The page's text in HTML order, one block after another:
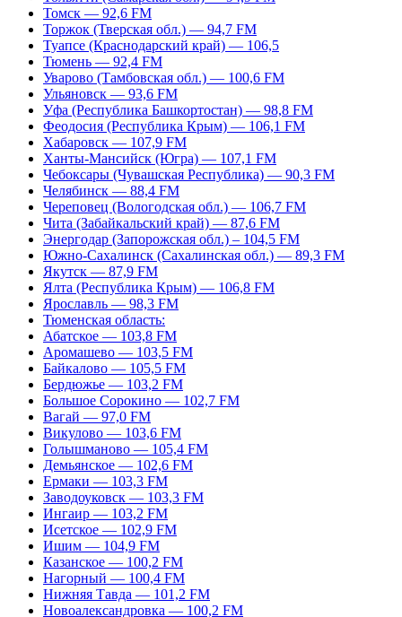
Томск — 92,6 FM
Торжок (Тверская обл.) — 94,7 FM
Туапсе (Краснодарский край) — 106,5
Тюмень — 92,4 FM
Уварово (Тамбовская обл.) — 100,6 FM
Ульяновск — 93,6 FM
Уфа (Республика Башкортостан) — 98,8 FM
Феодосия (Республика Крым) — 106,1 FM
Хабаровск — 107,9 FM
Ханты-Мансийск (Югра) — 107,1 FM
Чебоксары (Чувашская Республика) — 90,3 FM
Челябинск — 88,4 FM
Череповец (Вологодская обл.) — 106,7 FM
Чита (Забайкальский край) — 87,6 FM
Энергодар (Запорожская обл.) – 104,5 FM
Южно-Сахалинск (Сахалинская обл.) — 89,3 FM
Якутск — 87,9 FM
Ялта (Республика Крым) — 106,8 FM
Ярославль — 98,3 FM
Тюменская область:
Абатское — 103,8 FM
Аромашево — 103,5 FM
Байкалово — 105,5 FM
Бердюжье — 103,2 FM
Большое Сорокино — 102,7 FM
Вагай — 97,0 FM
Викулово — 103,6 FM
Голышманово — 105,4 FM
Демьянское — 102,6 FM
Ермаки — 103,3 FM
Заводоуковск — 103,3 FM
Ингаир — 103,2 FM
Исетское — 102,9 FM
Ишим — 104,9 FM
Казанское — 100,2 FM
Нагорный — 100,4 FM
Нижняя Тавда — 101,2 FM
Новоалександровка — 100,2 FM